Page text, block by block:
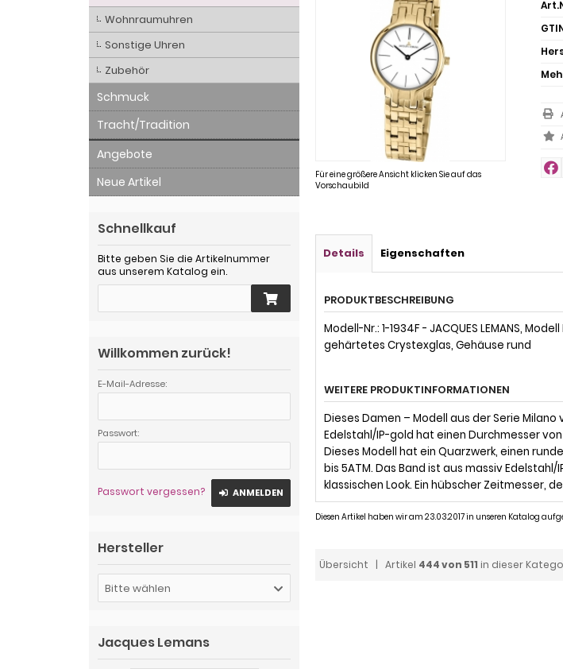
Für eine größere Ansicht klicken Sie auf das
Vorschaubild
Details Eigenschaften
PRODUKTBESCHREIBUNG
Modell-Nr.: 1-1934F - JACQUES LEMANS,
gehärtetes Crystexglas, Gehäuse rund
WEITERE PRODUKTINFORMATIONEN
Dieses Damen – Modell aus der Serie
Edelstahl/IP-gold hat einen Durchmesser
Dieses Modell hat ein Quarzwerk, einen
bis 5ATM. Das Band ist aus massiv
klassischen Look. Ein hübscher Zeitmesser,
Diesen Artikel haben wir am 23.03.2017 in unseren Katalog
Übersicht | Artikel 444 von 511 in dieser
Wohnraumuhren
Sonstige Uhren
Zubehör
Schmuck
Tracht/Tradition
Angebote
Neue Artikel
Schnellkauf
Bitte geben Sie die Artikelnummer
aus unserem Katalog ein.
Willkommen zurück!
E-Mail-Adresse:
Passwort:
Passwort vergessen? ANMELDEN
Hersteller
Bitte wählen
Jacques Lemans